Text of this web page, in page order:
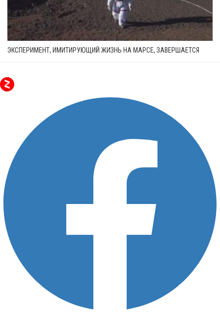
ЭКСПЕРИМЕНТ, ИМИТИРУЮЩИЙ ЖИЗНЬ НА МАРСЕ, ЗАВЕРШАЕТСЯ